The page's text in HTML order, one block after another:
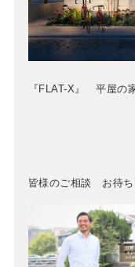
『FLAT-X』 平屋の
皆様のご相談 お待ち